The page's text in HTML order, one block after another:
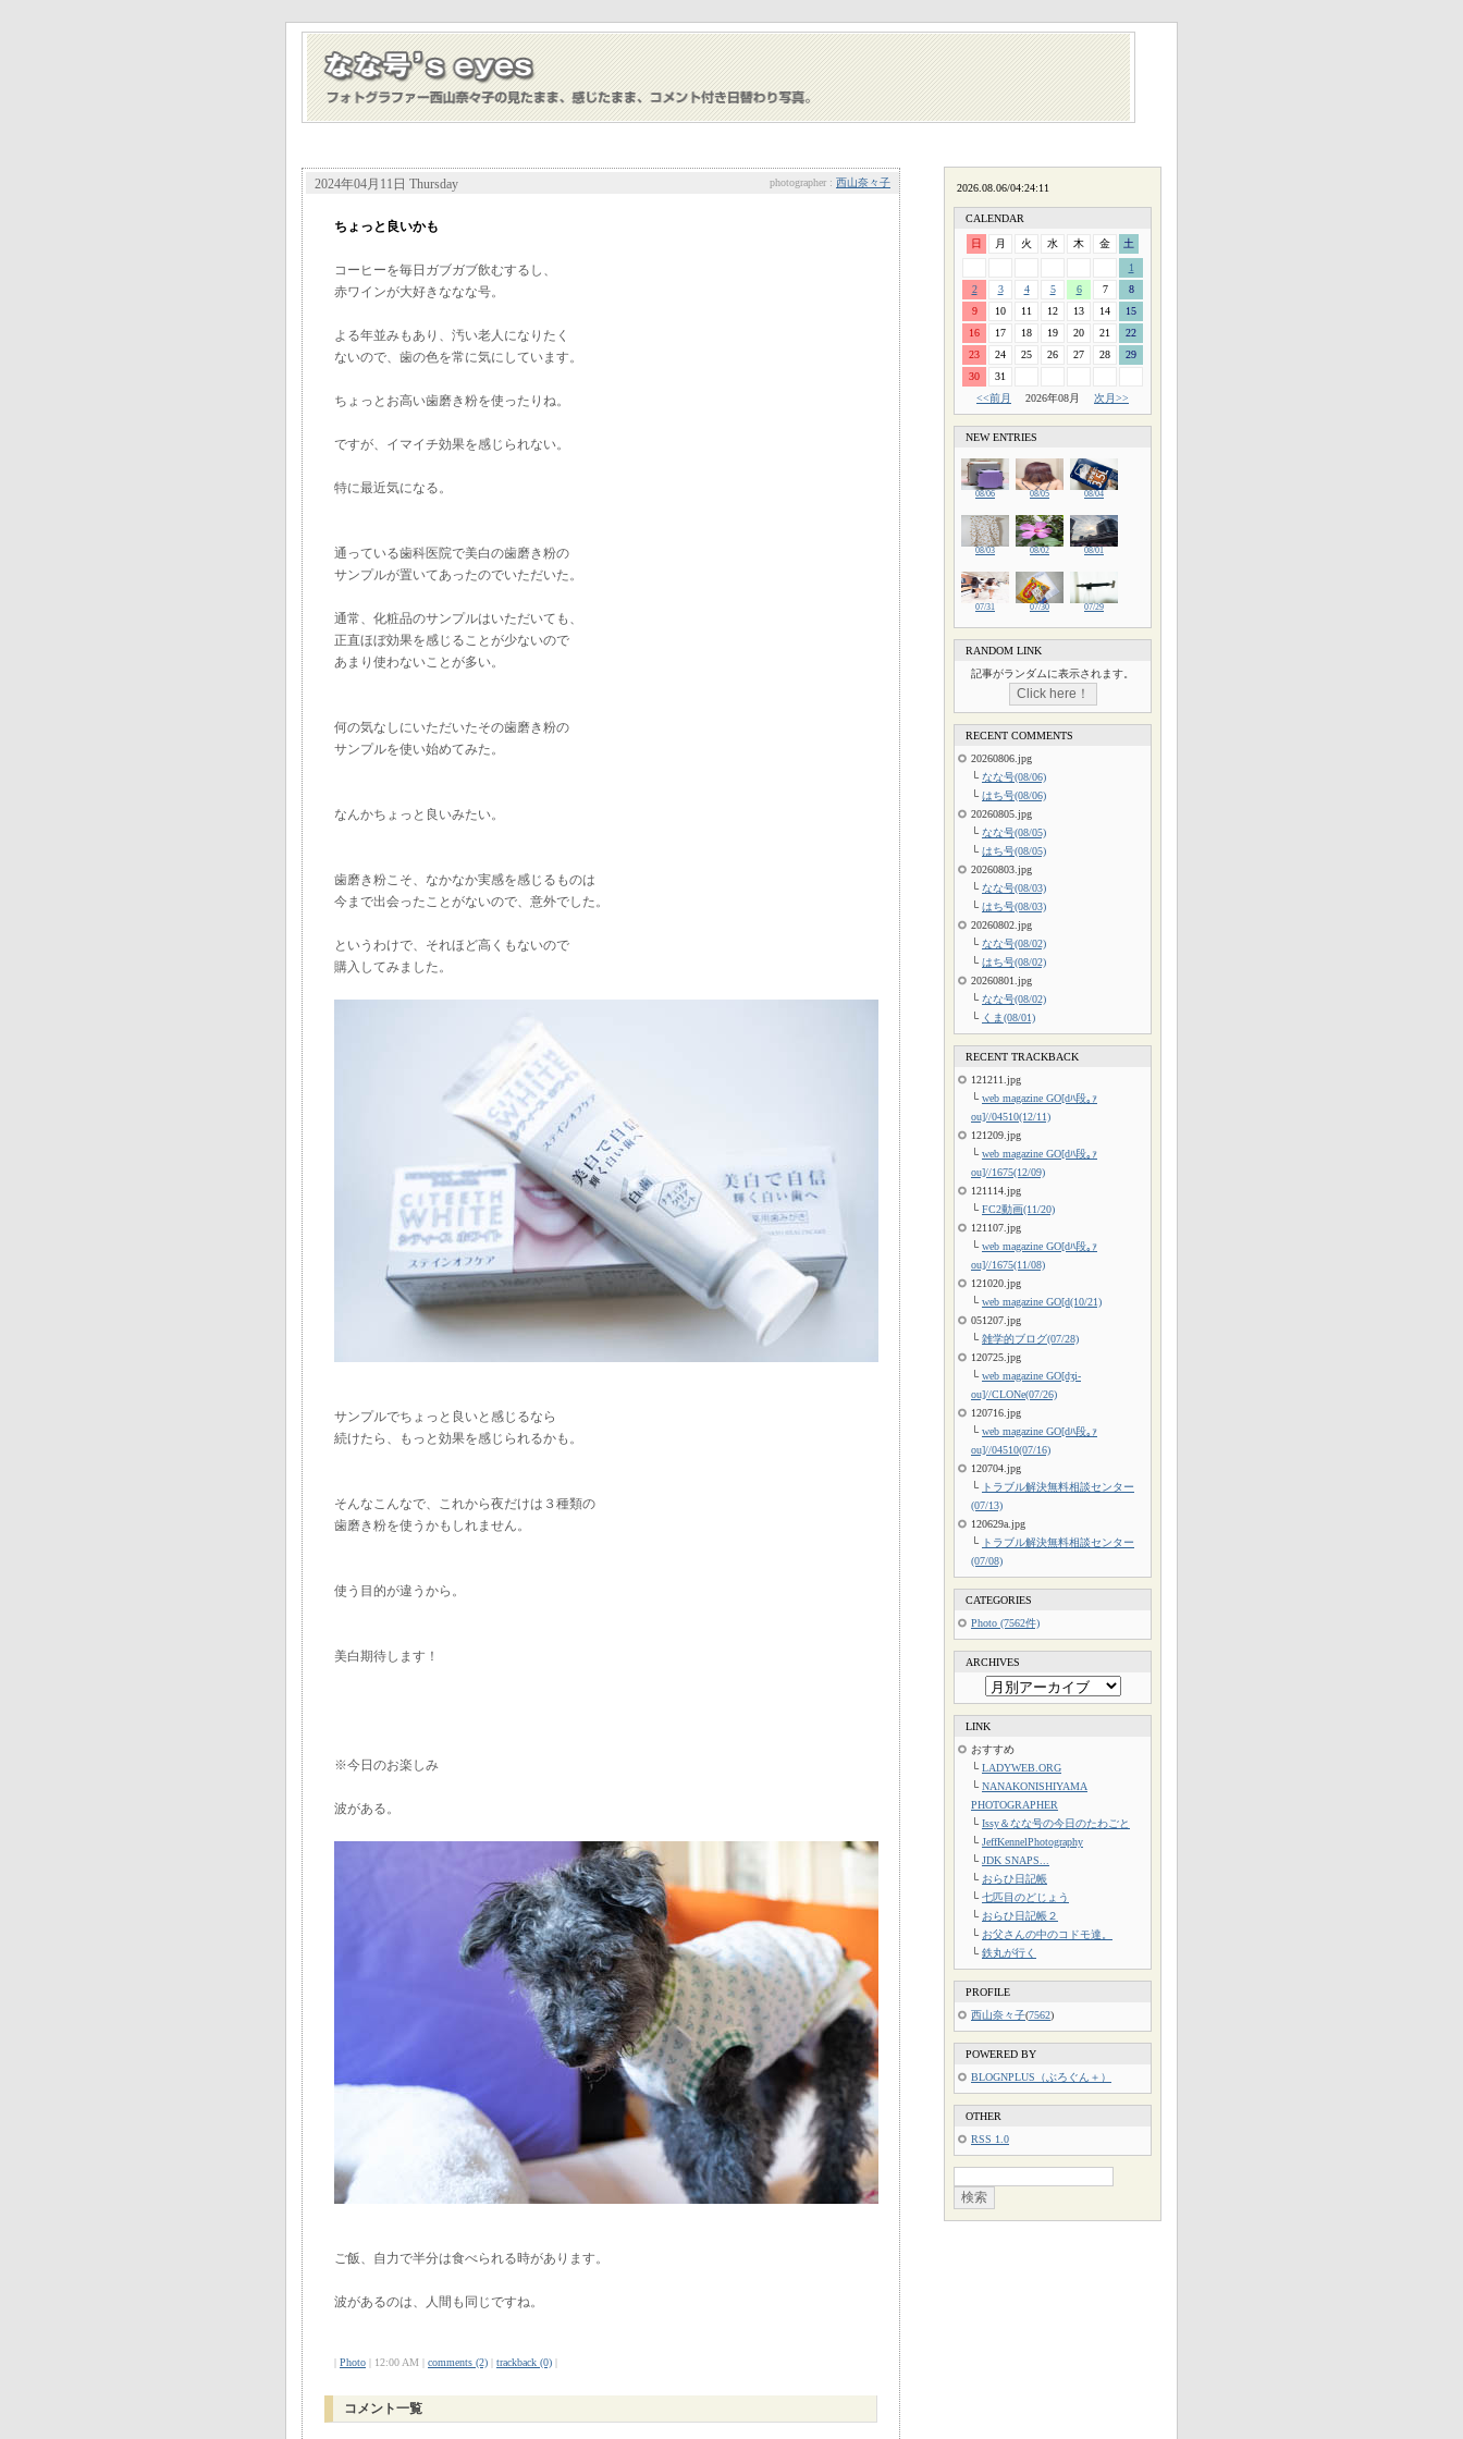
2024年04月11日 Thursday photographer : 西山奈々子
ちょっと良いかも
コーヒーを毎日ガブガブ飲むするし、
赤ワインが大好きななな号。
よる年並みもあり、汚い老人になりたく
ないので、歯の色を常に気にしています。
ちょっとお高い歯磨き粉を使ったりね。
ですが、イマイチ効果を感じられない。
特に最近気になる。
通っている歯科医院で美白の歯磨き粉の
サンプルが置いてあったのでいただいた。
通常、化粧品のサンプルはいただいても、
正直ほぼ効果を感じることが少ないので
あまり使わないことが多い。
何の気なしにいただいたその歯磨き粉の
サンプルを使い始めてみた。
なんかちょっと良いみたい。
歯磨き粉こそ、なかなか実感を感じるものは
今まで出会ったことがないので、意外でした。
というわけで、それほど高くもないので
購入してみました。
サンプルでちょっと良いと感じるなら
続けたら、もっと効果を感じられるかも。
そんなこんなで、これから夜だけは３種類の
歯磨き粉を使うかもしれません。
使う目的が違うから。
美白期待します！
※今日のお楽しみ
波がある。
ご飯、自力で半分は食べられる時があります。
波があるのは、人間も同じですね。
| Photo | 12:00 AM | comments (2) | trackback (0) |
コメント一覧
CALENDAR
日 月 火 水 木 金
土
1
2
3 4 5 6 7
8
9
10 11 12 13 14
15
16
17 18 19 20 21
22
23
24 25 26 27 28
29
30
31
<<前月
2026年08月 次月>>
NEW ENTRIES
08/06 08/05 08/04
08/03 08/02 08/01
07/31 07/30 07/29
RANDOM LINK
記事がランダムに表示されます。
RECENT COMMENTS
20260806.jpg
└ なな号(08/06)
└ はち号(08/06)
20260805.jpg
└ なな号(08/05)
└ はち号(08/05)
20260803.jpg
└ なな号(08/03)
└ はち号(08/03)
20260802.jpg
└ なな号(08/02)
└ はち号(08/02)
20260801.jpg
└ なな号(08/02)
└ くま(08/01)
RECENT TRACKBACK
121211.jpg
└ web magazine GO[dﾊ段｡ｧ
ou]//04510(12/11)
121209.jpg
└ web magazine GO[dﾊ段｡ｧ
ou]//1675(12/09)
121114.jpg
└ FC2動画(11/20)
121107.jpg
└ web magazine GO[dﾊ段｡ｧ
ou]//1675(11/08)
121020.jpg
└ web magazine GO[d(10/21)
051207.jpg
└ 雑学的ブログ(07/28)
120725.jpg
└ web magazine GO[dʒi-
ou]//CLONe(07/26)
120716.jpg
└ web magazine GO[dﾊ段｡ｧ
ou]//04510(07/16)
120704.jpg
└ トラブル解決無料相談センター
(07/13)
120629a.jpg
└ トラブル解決無料相談センター
(07/08)
CATEGORIES
Photo (7562件)
ARCHIVES
LINK
おすすめ
└ LADYWEB.ORG
└ NANAKONISHIYAMA
PHOTOGRAPHER
└ Issy＆なな号の今日のたわごと
└ JeffKennelPhotography
└ JDK SNAPS...
└ おらひ日記帳
└ 七匹目のどじょう
└ おらひ日記帳２
└ お父さんの中のコドモ達。
└ 鉄丸が行く
PROFILE
西山奈々子(7562)
POWERED BY
BLOGNPLUS（ぶろぐん＋）
OTHER
RSS 1.0